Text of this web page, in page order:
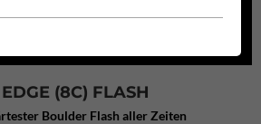
(8C) FLASH
Boulder Flash aller Zeiten